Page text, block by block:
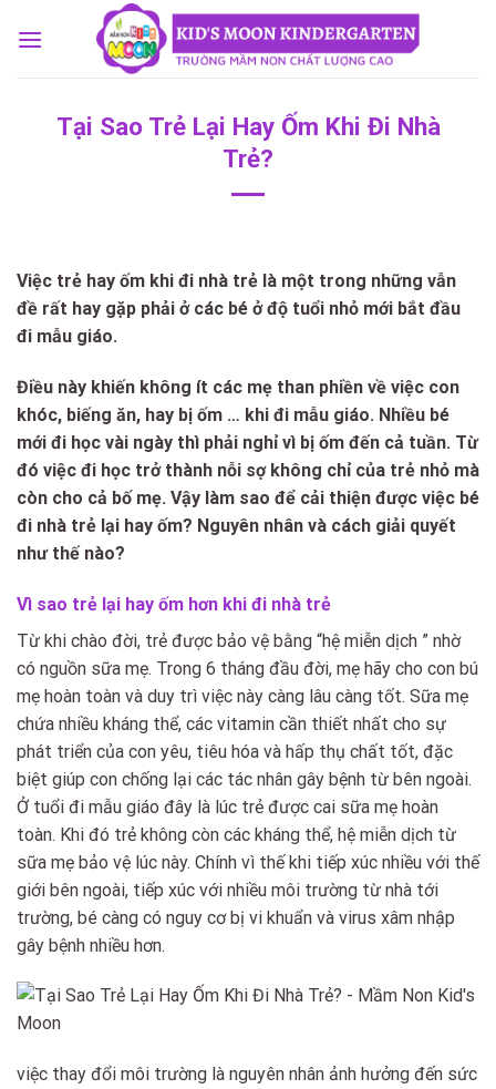
Tại Sao Trẻ Lại Hay Ốm Khi Đi Nhà
Trẻ?
Việc trẻ hay ốm khi đi nhà trẻ là một trong những vẫn
đề rất hay gặp phải ở các bé ở độ tuổi nhỏ mới bắt đầu
đi mẫu giáo.
Điều này khiến không ít các mẹ than phiền về việc con
khóc, biếng ăn, hay bị ốm … khi đi mẫu giáo. Nhiều bé
mới đi học vài ngày thì phải nghỉ vì bị ốm đến cả tuần. Từ
đó việc đi học trở thành nỗi sợ không chỉ của trẻ nhỏ mà
còn cho cả bố mẹ. Vậy làm sao để cải thiện được việc bé
đi nhà trẻ lại hay ốm? Nguyên nhân và cách giải quyết
như thế nào?
Vì sao trẻ lại hay ốm hơn khi đi nhà trẻ
Từ khi chào đời, trẻ được bảo vệ bằng “hệ miễn dịch ” nhờ
có nguồn sữa mẹ. Trong 6 tháng đầu đời, mẹ hãy cho con bú
mẹ hoàn toàn và duy trì việc này càng lâu càng tốt. Sữa mẹ
chứa nhiều kháng thể, các vitamin cần thiết nhất cho sự
phát triển của con yêu, tiêu hóa và hấp thụ chất tốt, đặc
biệt giúp con chống lại các tác nhân gây bệnh từ bên ngoài.
Ở tuổi đi mẫu giáo đây là lúc trẻ được cai sữa mẹ hoàn
toàn. Khi đó trẻ không còn các kháng thể, hệ miễn dịch từ
sữa mẹ bảo vệ lúc này. Chính vì thế khi tiếp xúc nhiều với thế
giới bên ngoài, tiếp xúc với nhiều môi trường từ nhà tới
trường, bé càng có nguy cơ bị vi khuẩn và virus xâm nhập
gây bệnh nhiều hơn.
việc thay đổi môi trường là nguyên nhân ảnh hưởng đến sức